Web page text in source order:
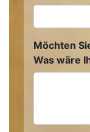
Möchten
Was wäre